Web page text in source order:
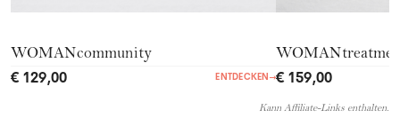
WOMANcommunity
€ 129,00 ENTDECKEN →€ 159,00
Kann Affiliate-Links enthalten.